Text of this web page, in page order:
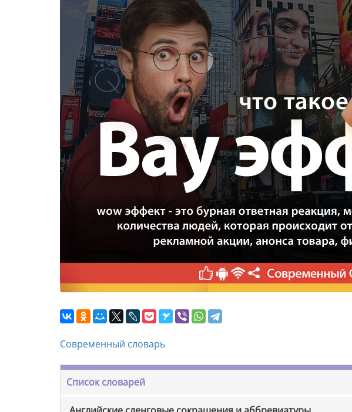
Современный словарь
Список словарей